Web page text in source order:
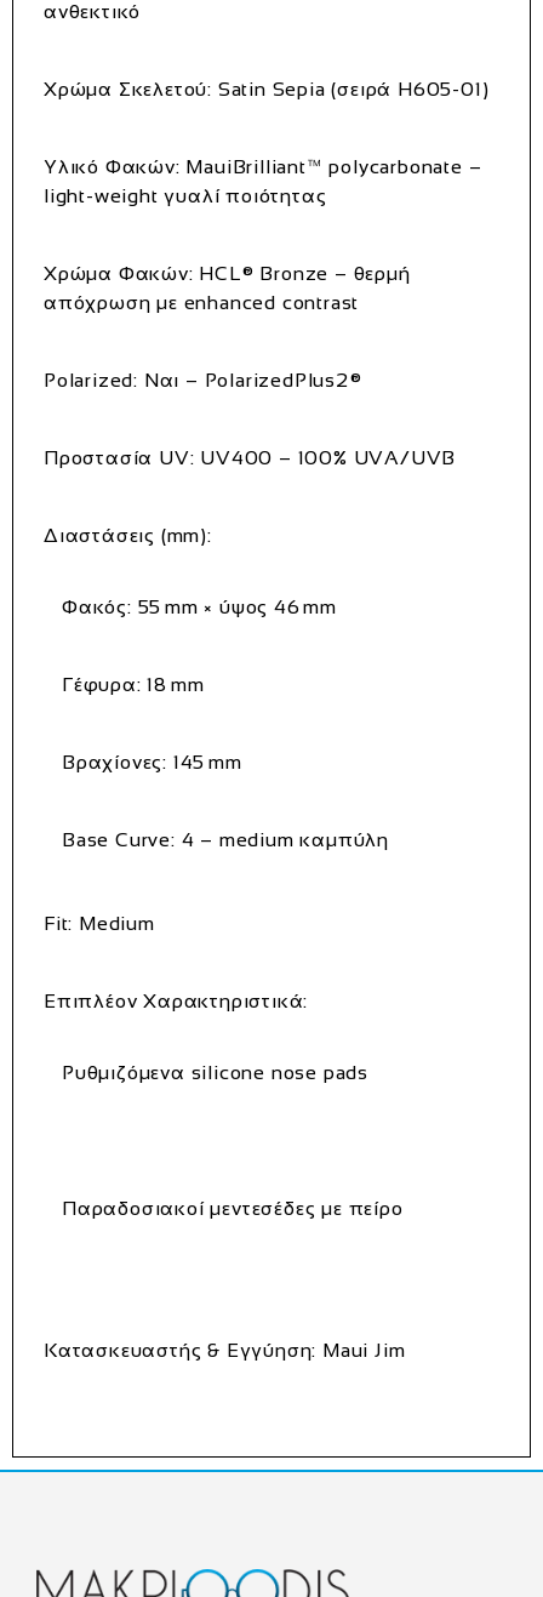
ανθεκτικό
Χρώμα Σκελετού: Satin Sepia (σειρά H605‑01)
Υλικό Φακών: MauiBrilliant™ polycarbonate –
light-weight γυαλί ποιότητας
Χρώμα Φακών: HCL® Bronze – θερμή
απόχρωση με enhanced contrast
Polarized: Ναι – PolarizedPlus2®
Προστασία UV: UV400 – 100% UVA/UVB
Διαστάσεις (mm):
Φακός: 55 mm × ύψος 46 mm
Γέφυρα: 18 mm
Βραχίονες: 145 mm
Base Curve: 4 – medium καμπύλη
Fit: Medium
Επιπλέον Χαρακτηριστικά:
Ρυθμιζόμενα silicone nose pads
Παραδοσιακοί μεντεσέδες με πείρο
Κατασκευαστής & Εγγύηση: Maui Jim